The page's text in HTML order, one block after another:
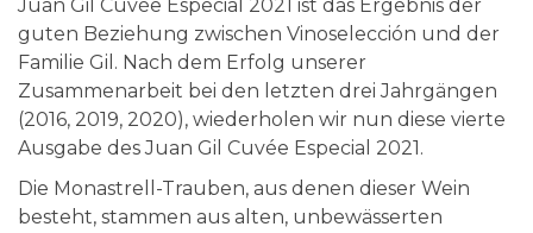
Juan Gil Cuvée Especial 2021 ist das Ergebnis der
guten Beziehung zwischen Vinoselección und der
Familie Gil. Nach dem Erfolg unserer
Zusammenarbeit bei den letzten drei Jahrgängen
(2016, 2019, 2020), wiederholen wir nun diese vierte
Ausgabe des Juan Gil Cuvée Especial 2021.
Die Monastrell-Trauben, aus denen dieser Wein
besteht, stammen aus alten, unbewässerten